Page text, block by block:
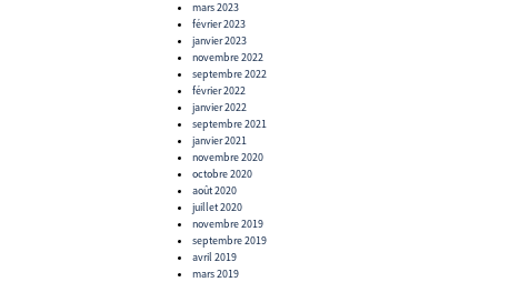
mars 2023
février 2023
janvier 2023
novembre 2022
septembre 2022
février 2022
janvier 2022
septembre 2021
janvier 2021
novembre 2020
octobre 2020
août 2020
juillet 2020
novembre 2019
septembre 2019
avril 2019
mars 2019